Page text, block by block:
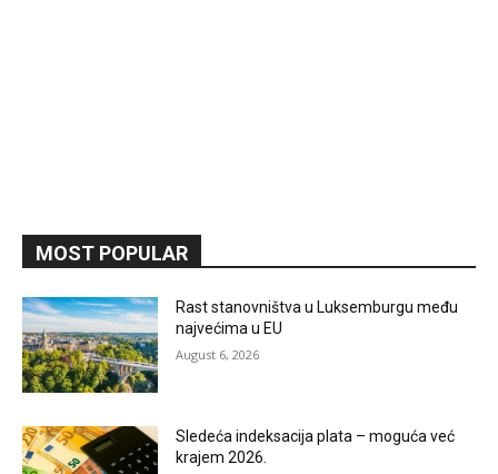
MOST POPULAR
Rast stanovništva u Luksemburgu među
najvećima u EU
August 6, 2026
Sledeća indeksacija plata – moguća već
krajem 2026.